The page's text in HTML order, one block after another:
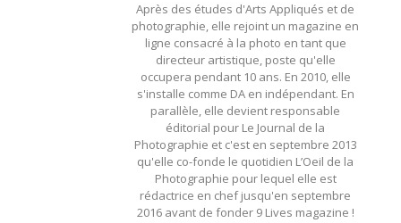
Après des études d'Arts Appliqués et de
photographie, elle rejoint un magazine en
ligne consacré à la photo en tant que
directeur artistique, poste qu'elle
occupera pendant 10 ans. En 2010, elle
s'installe comme DA en indépendant. En
parallèle, elle devient responsable
éditorial pour Le Journal de la
Photographie et c'est en septembre 2013
qu'elle co-fonde le quotidien L’Oeil de la
Photographie pour lequel elle est
rédactrice en chef jusqu'en septembre
2016 avant de fonder 9 Lives magazine !